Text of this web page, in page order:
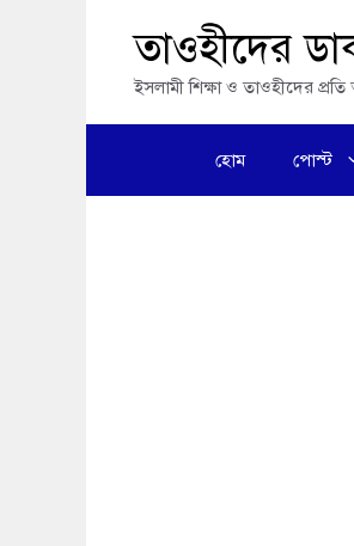
তাওহীদের
ইসলামী শিক্ষা ও তাওহীদের
হোম পোস্ট